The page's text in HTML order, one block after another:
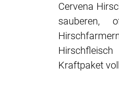
Cervena
sauberen,
Kraftpaket